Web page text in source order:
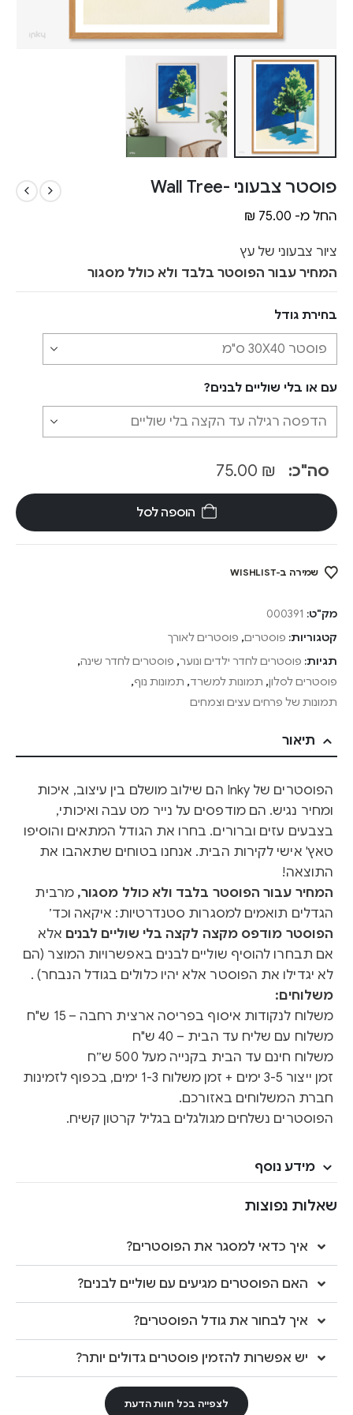
פוסטר צבעוני -Wall Tree
החל מ- ₪ 75.00
ציור צבעוני של עץ
המחיר עבור הפוסטר בלבד ולא כולל מסגור
בחירת גודל
עם או בלי שוליים לבנים?
סה"כ: ₪
הוספה לסל
שמירה ב-WISHLIST
מק"ט: 000391
קטגוריות: פוסטרים, פוסטרים לאורך
תגיות: פוסטרים לחדר ילדים ונוער, פוסטרים לחדר שינה,
פוסטרים לסלון, תמונות למשרד, תמונות נוף,
תמונות של פרחים עצים וצמחים
תיאור
הפוסטרים של Inky הם שילוב מושלם בין עיצוב, איכות
ומחיר נגיש. הם מודפסים על נייר מט עבה ואיכותי,
בצבעים עזים וברורים. בחרו את הגודל המתאים והוסיפו
טאץ' אישי לקירות הבית. אנחנו בטוחים שתאהבו את
התוצאה!
המחיר עבור הפוסטר בלבד ולא כולל מסגור, מרבית
הגדלים תואמים למסגרות סטנדרטיות: איקאה וכד׳
הפוסטר מודפס מקצה לקצה בלי שוליים לבנים אלא
אם תבחרו להוסיף שוליים לבנים באפשרויות המוצר (הם
לא יגדילו את הפוסטר אלא יהיו כלולים בגודל הנבחר) .
משלוחים:
משלוח לנקודות איסוף בפריסה ארצית רחבה – 15 ש"ח
משלוח עם שליח עד הבית – 40 ש"ח
משלוח חינם עד הבית בקנייה מעל 500 ש״ח
זמן ייצור 3-5 ימים + זמן משלוח 1-3 ימים, בכפוף לזמינות
חברת המשלוחים באזורכם.
הפוסטרים נשלחים מגולגלים בגליל קרטון קשיח.
מידע נוסף
שאלות נפוצות
איך כדאי למסגר את הפוסטרים?
האם הפוסטרים מגיעים עם שוליים לבנים?
איך לבחור את גודל הפוסטרים?
יש אפשרות להזמין פוסטרים גדולים יותר?
לצפייה בכל חוות הדעת